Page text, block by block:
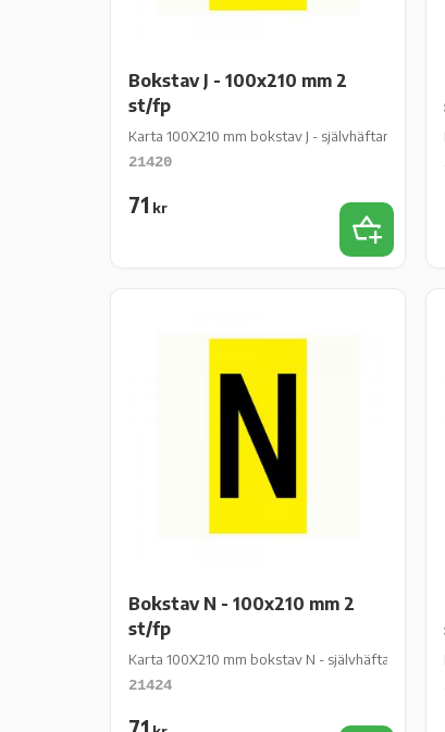
Bokstav J - 100x210 mm 2
st/fp
Karta 100X210 mm bokstav J - självhäftande gul
21420
71 kr
Lägg till i
Bokstav N - 100x210 mm 2
st/fp
Karta 100X210 mm bokstav N - självhäftande gul
21424